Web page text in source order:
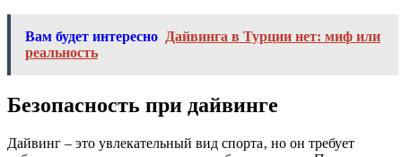
Вам будет интересно Дайвинга в Турции нет: миф или
реальность
Безопасность при дайвинге
Дайвинг – это увлекательный вид спорта‚ но он требует